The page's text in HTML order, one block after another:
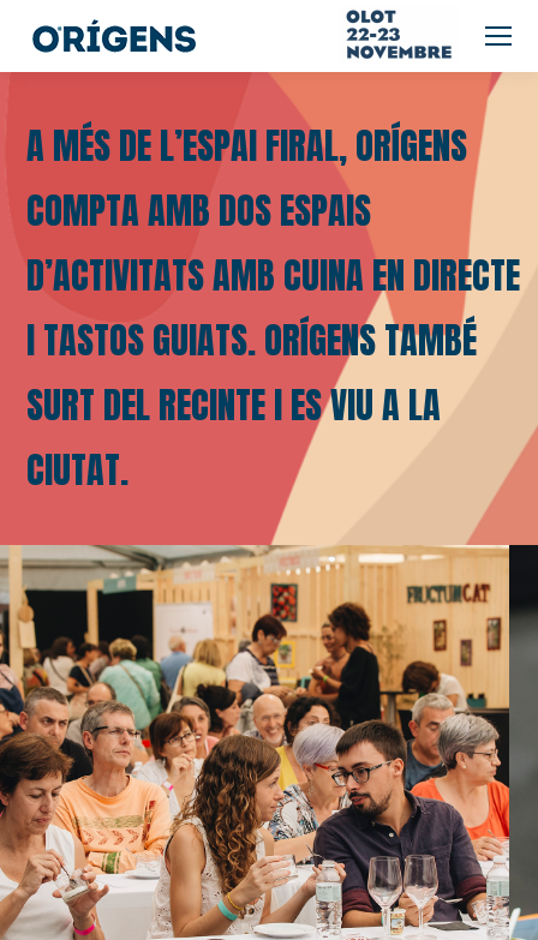
A MÉS DE L’ESPAI FIRAL, ORÍGENS
COMPTA AMB DOS ESPAIS
D’ACTIVITATS AMB CUINA EN DIRECTE
I TASTOS GUIATS. ORÍGENS TAMBÉ
SURT DEL RECINTE I ES VIU A LA
CIUTAT.